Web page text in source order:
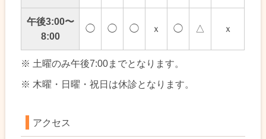
午後3:00〜
8:00
◯ ◯ ◯ ｘ ◯ △ ｘ
※ 土曜のみ午後7:00までとなります。
※ 木曜・日曜・祝日は休診となります。
アクセス